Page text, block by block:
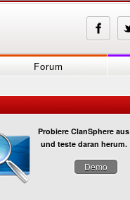
Forum
Probiere ClanSphere aus
und teste daran herum.
Demo